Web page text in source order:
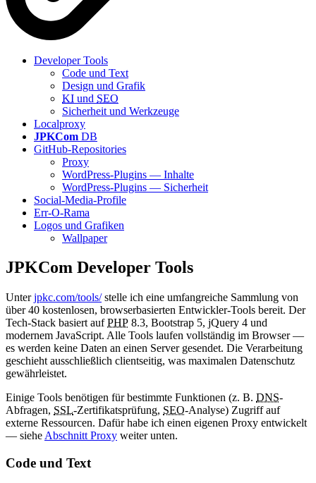
Developer Tools
Code und Text
Design und Grafik
KI und SEO
Sicherheit und Werkzeuge
Localproxy
JPKCom DB
GitHub-Repositories
Proxy
WordPress-Plugins — Inhalte
WordPress-Plugins — Sicherheit
Social-Media-Profile
Err-O-Rama
Logos und Grafiken
Wallpaper
JPKCom Developer Tools
Unterjpkc.com/tools/stelle ich eine umfangreiche Sammlung von
über 40 kostenlosen, browserbasierten Entwickler-Tools bereit. Der
Tech-Stack basiert aufPHP 8.3, Bootstrap 5, jQuery 4 und
modernem JavaScript. Alle Tools laufen vollständig im Browser —
es werden keine Daten an einen Server gesendet. Die Verarbeitung
geschieht ausschließlich clientseitig, was maximalen Datenschutz
gewährleistet.
Einige Tools benötigen für bestimmte Funktionen (z. B. DNS-
Abfragen, SSL-Zertifikatsprüfung, SEO-Analyse) Zugriff auf
externe Ressourcen. Dafür habe ich einen eigenen Proxy entwickelt
— siehe Abschnitt Proxy weiter unten.
Code und Text